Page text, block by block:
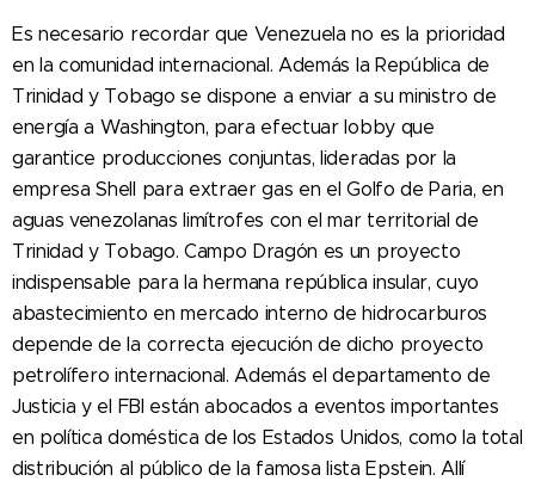
Es necesario recordar que Venezuela no es la prioridad
en la comunidad internacional. Además la República de
Trinidad y Tobago se dispone a enviar a su ministro de
energía a Washington, para efectuar lobby que
garantice producciones conjuntas, lideradas por la
empresa Shell para extraer gas en el Golfo de Paria, en
aguas venezolanas limítrofes con el mar territorial de
Trinidad y Tobago. Campo Dragón es un proyecto
indispensable para la hermana república insular, cuyo
abastecimiento en mercado interno de hidrocarburos
depende de la correcta ejecución de dicho proyecto
petrolífero internacional. Además el departamento de
Justicia y el FBI están abocados a eventos importantes
en política doméstica de los Estados Unidos, como la total
distribución al público de la famosa lista Epstein. Allí